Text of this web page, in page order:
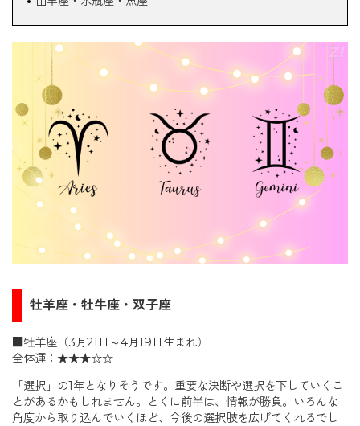
牡羊座・牡牛座・双子座
■牡羊座（3月21日～4月19日生まれ）
全体運：★★★☆☆
「選択」の1年となりそうです。重要な決断や選択を下していくこ
とがあるかもしれません。とくに前半は、情報が勝負。いろんな
角度から取り込んでいくほど、今後の選択肢を広げてくれるでし